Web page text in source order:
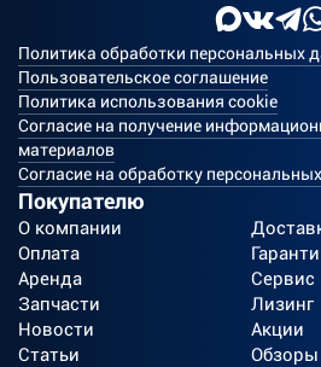
Политика обработки персональных
Пользовательское соглашение
Политика использования cookie
Согласие на получение
материалов
Согласие на обработку
Покупателю
О компании
Оплата
Аренда
Сервис
Запчасти
Лизинг
Новости
Акции
Статьи
Обзоры